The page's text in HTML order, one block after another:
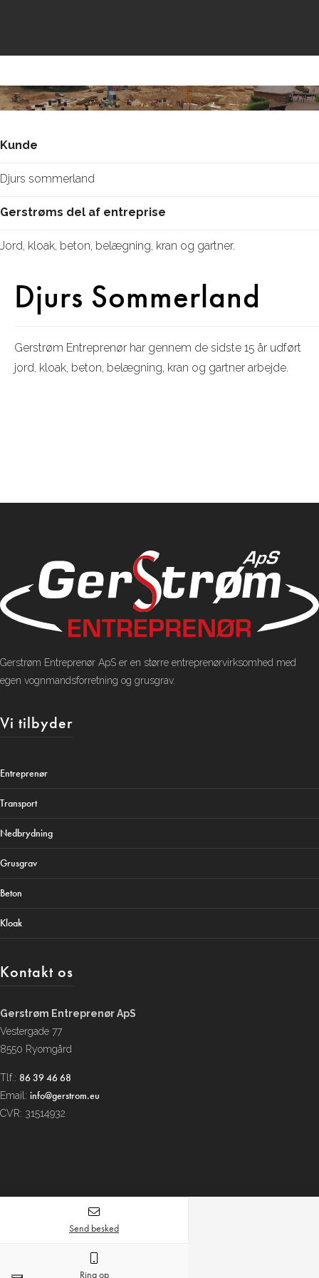
Send besked
Ring op
Kunde
Djurs sommerland
Gerstrøms del af entreprise
Jord, kloak, beton, belægning, kran og gartner.
Djurs Sommerland
Gerstrøm Entreprenør har gennem de sidste 15 år udført
jord, kloak, beton, belægning, kran og gartner arbejde.
Gerstrøm Entreprenør ApS er en større entreprenørvirksomhed med
egen vognmandsforretning og grusgrav.
Vi tilbyder
Entreprenør
Transport
Nedbrydning
Grusgrav
Beton
Kloak
Kontakt os
Gerstrøm Entreprenør ApS
Vestergade 77
8550 Ryomgård
Tlf.: 86 39 46 68
Email: info@gerstrom.eu
CVR: 31514932